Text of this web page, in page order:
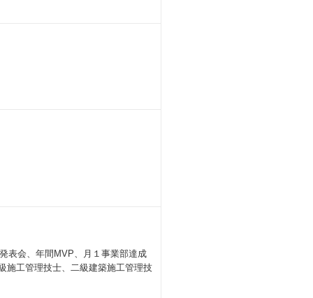
表会、年間MVP、月１事業部達成
施工管理技士、二級建築施工管理技